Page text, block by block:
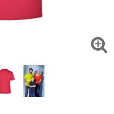
produits pour votre besoin
